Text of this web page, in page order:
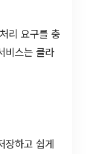
리 요구를 충
비스는 클라
장하고 쉽게